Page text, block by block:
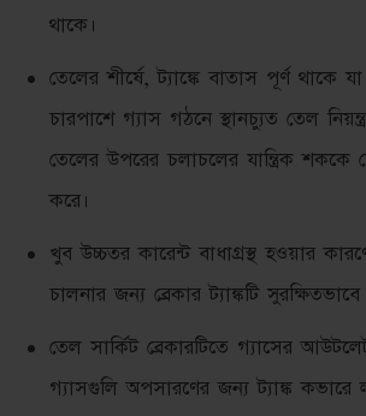
থাকে।
তেলের শীর্ষে, ট্যাঙ্কে বাতাস পূর্ণ থাকে
চারপাশে গ্যাস গঠনে স্থানচ্যুত তেল
তেলের উপরের চলাচলের যান্ত্রিক
করে।
খুব উচ্চতর কারেন্ট বাধাগ্রস্থ হওয়ার
চালনার জন্য ব্রেকার ট্যাঙ্কটি
তেল সার্কিট ব্রেকারটিতে গ্যাসের
গ্যাসগুলি অপসারণের জন্য ট্যাঙ্ক কভারে